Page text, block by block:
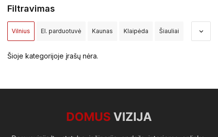
Filtravimas
Vilnius El. parduotuvė Kaunas Klaipėda Šiauliai
Panevėžys Alytus Akmenės raj.
Joniškio raj. Jurbarko raj.
Šioje kategorijoje įrašų nėra.